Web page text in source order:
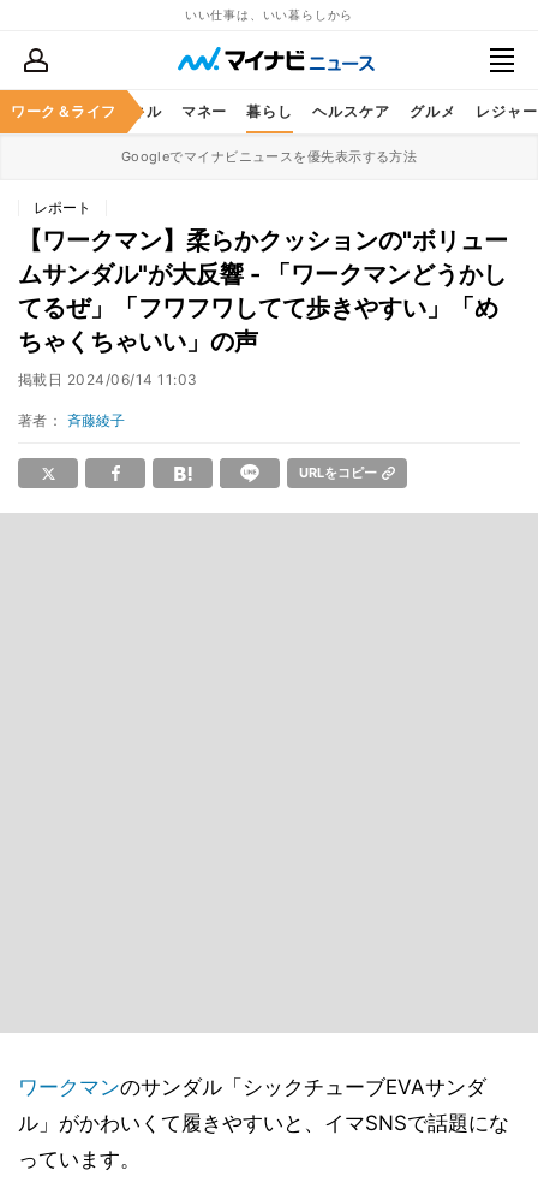
いい仕事は、いい暮らしから
ワーク＆ライフ
ア ビジネススキル マネー 暮らし ヘルスケア グルメ レジャー
Googleでマイナビニュースを優先表示する方法
レポート
【ワークマン】柔らかクッションの"ボリュー
ムサンダル"が大反響 - 「ワークマンどうかし
てるぜ」「フワフワしてて歩きやすい」「め
ちゃくちゃいい」の声
掲載日 2024/06/14 11:03
著者： 斉藤綾子
URLをコピー
ワークマンのサンダル「シックチューブEVAサンダ
ル」がかわいくて履きやすいと、イマSNSで話題にな
っています。